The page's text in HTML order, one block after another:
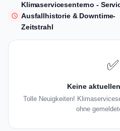
Klimaservicesenterno -
Ausfallhistorie & Downtime-
Zeitstrahl
✅
Keine
Tolle Neuigkeiten!
ohne